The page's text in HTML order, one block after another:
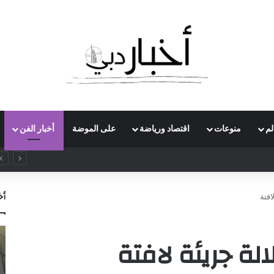
منوعات اقتصاد ورياضة على الموضة أخبار الفن
بريطاني يدعو لرفع ضريبة الدخل إلى 52%
جريئة لافتة